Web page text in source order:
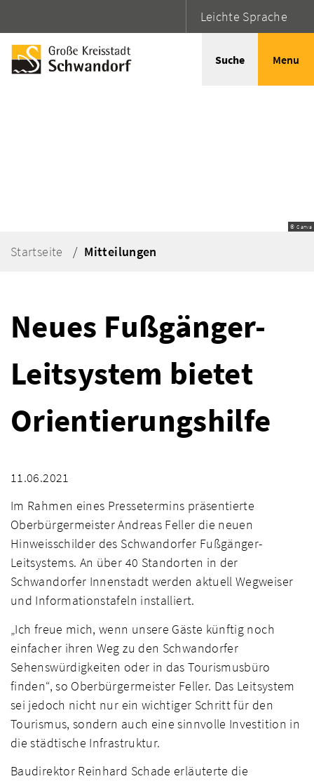
Leichte Sprache
Suche Menu
© Canva
Startseite Mitteilungen
Neues Fußgänger-
Leitsystem bietet
Orientierungshilfe
11.06.2021
Im Rahmen eines Pressetermins präsentierte
Oberbürgermeister Andreas Feller die neuen
Hinweisschilder des Schwandorfer Fußgänger-
Leitsystems. An über 40 Standorten in der
Schwandorfer Innenstadt werden aktuell Wegweiser
und Informationstafeln installiert.
„Ich freue mich, wenn unsere Gäste künftig noch
einfacher ihren Weg zu den Schwandorfer
Sehenswürdigkeiten oder in das Tourismusbüro
finden“, so Oberbürgermeister Feller. Das Leitsystem
sei jedoch nicht nur ein wichtiger Schritt für den
Tourismus, sondern auch eine sinnvolle Investition in
die städtische Infrastruktur.
Baudirektor Reinhard Schade erläuterte die